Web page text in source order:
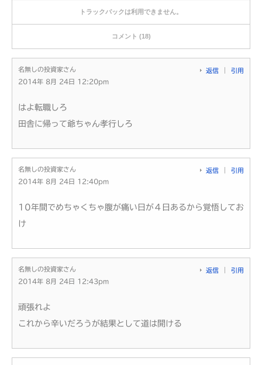
トラックバックは利用できません。
コメント (18)
名無しの投資家さん
2014年 8月 24日 12:20pm
返信 引用
はよ転職しろ
田舎に帰って爺ちゃん孝行しろ
名無しの投資家さん
2014年 8月 24日 12:40pm
返信 引用
10年間でめちゃくちゃ腹が痛い日が４日あるから覚悟してお
け
名無しの投資家さん
2014年 8月 24日 12:43pm
返信 引用
頑張れよ
これから辛いだろうが結果として道は開ける